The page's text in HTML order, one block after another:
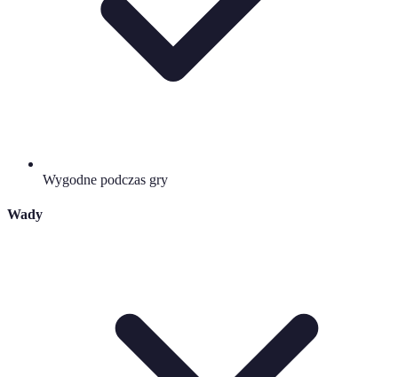
Wygodne podczas gry
Wady